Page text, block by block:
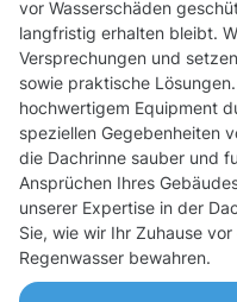
vor Wasserschäden
langfristig erhalten bleibt.
Versprechungen und
sowie praktische
hochwertigem Equipment
speziellen Gegebenheiten
die Dachrinne sauber und
Ansprüchen Ihres
unserer Expertise in der
Sie, wie wir Ihr Zuhause
Regenwasser bewahren.